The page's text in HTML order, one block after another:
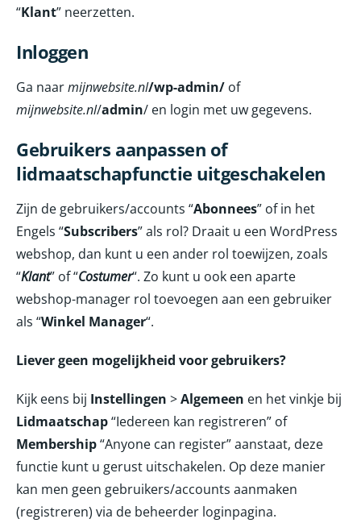
“Klant” neerzetten.
Inloggen
Ga naarmijnwebsite.nl/wp-admin/ of
mijnwebsite.nl/admin/ en login met uw gegevens.
Gebruikers aanpassen of
lidmaatschapfunctie uitgeschakelen
Zijn de gebruikers/accounts “Abonnees” of in het
Engels “Subscribers” als rol? Draait u een WordPress
webshop, dan kunt u een ander rol toewijzen, zoals
“Klant” of “Costumer“. Zo kunt u ook een aparte
webshop-manager rol toevoegen aan een gebruiker
als “Winkel Manager“.
Liever geen mogelijkheid voor gebruikers?
Kijk eens bij Instellingen >Algemeen en het vinkje bij
Lidmaatschap“Iedereen kan registreren” of
Membership“Anyone can register” aanstaat, deze
functie kunt u gerust uitschakelen. Op deze manier
kan men geen gebruikers/accounts aanmaken
(registreren) via de beheerder loginpagina.